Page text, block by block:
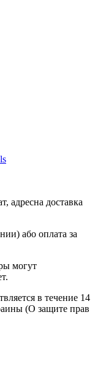
адресна доставка
або оплата за
могут
в течение 14
(О защите прав